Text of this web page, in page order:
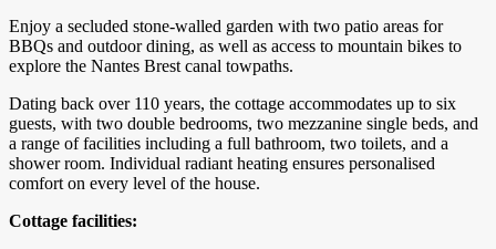
Enjoy a secluded stone-walled garden with two patio areas for
BBQs and outdoor dining, as well as access to mountain bikes to
explore the Nantes Brest canal towpaths.
Dating back over 110 years, the cottage accommodates up to six
guests, with two double bedrooms, two mezzanine single beds, and
a range of facilities including a full bathroom, two toilets, and a
shower room. Individual radiant heating ensures personalised
comfort on every level of the house.
Cottage facilities: